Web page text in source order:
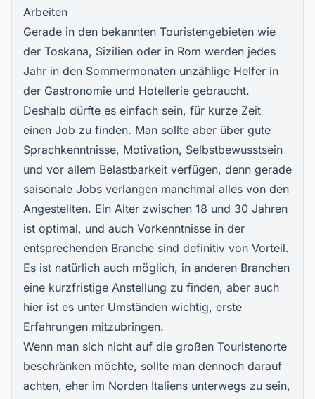
Arbeiten
Gerade in den bekannten Touristengebieten wie
der Toskana, Sizilien oder in Rom werden jedes
Jahr in den Sommermonaten unzählige Helfer in
der Gastronomie und Hotellerie gebraucht.
Deshalb dürfte es einfach sein, für kurze Zeit
einen Job zu finden. Man sollte aber über gute
Sprachkenntnisse, Motivation, Selbstbewusstsein
und vor allem Belastbarkeit verfügen, denn gerade
saisonale Jobs verlangen manchmal alles von den
Angestellten. Ein Alter zwischen 18 und 30 Jahren
ist optimal, und auch Vorkenntnisse in der
entsprechenden Branche sind definitiv von Vorteil.
Es ist natürlich auch möglich, in anderen Branchen
eine kurzfristige Anstellung zu finden, aber auch
hier ist es unter Umständen wichtig, erste
Erfahrungen mitzubringen.
Wenn man sich nicht auf die großen Touristenorte
beschränken möchte, sollte man dennoch darauf
achten, eher im Norden Italiens unterwegs zu sein,